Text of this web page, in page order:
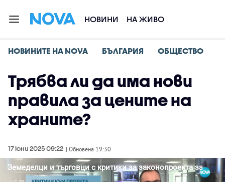
НОВИНИ НА ЖИВО
НОВИНИТЕ НА NOVA БЪЛГАРИЯ ОБЩЕСТВО
Трябва ли да има нови
правила за цените на
храните?
17 юни 2025 09:22 | Обновена 19:30